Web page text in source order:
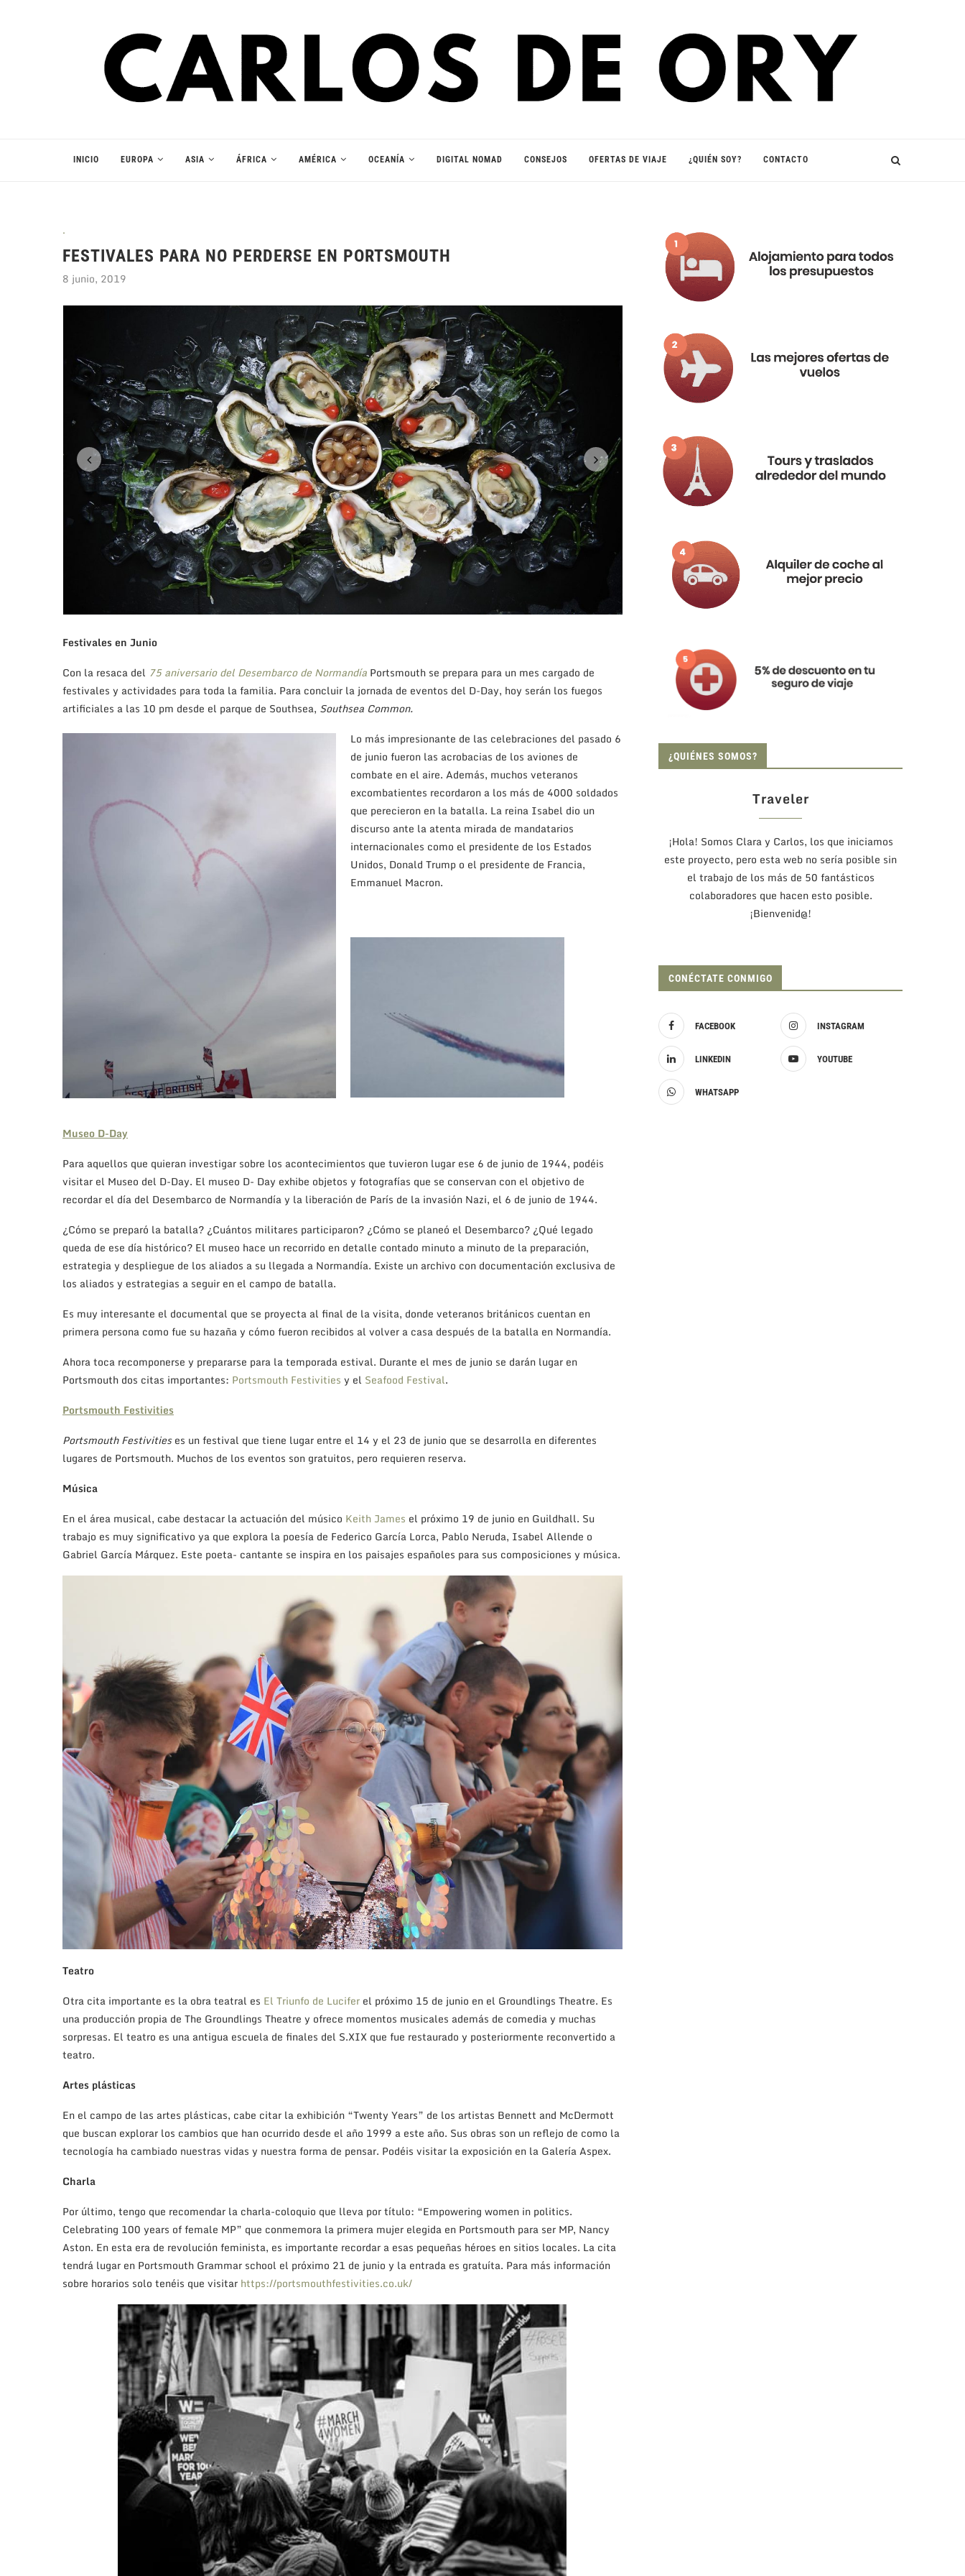
INICIO EUROPA ASIA ÁFRICA AMÉRICA OCEANÍA DIGITAL NOMAD CONSEJOS OFERTAS DE VIAJE ¿QUIÉN SOY? CONTACTO
.
FESTIVALES PARA NO PERDERSE EN PORTSMOUTH
8 junio, 2019
Con la resaca del
75 aniversario del Desembarco de NormandíaPortsmouth se prepara para un mes cargado de
festivales y actividades para toda la familia. Para concluir la jornada de eventos del D-Day, hoy serán los fuegos
artificiales a las 10 pm desde el parque de Southsea,Southsea Common.
Lo más impresionante de las celebraciones del pasado 6
de junio fueron las acrobacias de los aviones de
combate en el aire. Además, muchos veteranos
excombatientes recordaron a los más de 4000 soldados
que perecieron en la batalla. La reina Isabel dio un
discurso ante la atenta mirada de mandatarios
internacionales como el presidente de los Estados
Unidos, Donald Trump o el presidente de Francia,
Emmanuel Macron.
Para aquellos que quieran investigar sobre los acontecimientos que tuvieron lugar ese 6 de junio de 1944, podéis
visitar el Museo del D-Day. El museo D- Day exhibe objetos y fotografías que se conservan con el objetivo de
recordar el día del Desembarco de Normandía y la liberación de París de la invasión Nazi, el 6 de junio de 1944.
queda de ese día histórico? El museo hace un recorrido en detalle contado minuto a minuto de la preparación,
los aliados y estrategias a seguir en el campo de batalla.
Es muy interesante el documental que se proyecta al final de la visita, donde veteranos británicos cuentan en
primera persona como fue su hazaña y cómo fueron recibidos al volver a casa después de la batalla en Normandía.
Ahora toca recomponerse y prepararse para la temporada estival. Durante el mes de junio se darán lugar en
Portsmouth dos citas importantes:Portsmouth Festivities
Portsmouth Festivities
Portsmouth Festivities
Música
En el área musical, cabe destacar la actuación del músico
el próximo 19 de junio en Guildhall. Su
trabajo es muy significativo ya que explora la poesía de Federico García Lorca, Pablo Neruda, Isabel Allende o
Gabriel García Márquez. Este poeta- cantante se inspira en los paisajes españoles para sus composiciones y música.
Otra cita importante es la obra teatral esEl Triunfo de Luciferel próximo 15 de junio en el Groundlings Theatre. Es
una producción propia de The Groundlings Theatre y ofrece momentos musicales además de comedia y muchas
sorpresas. El teatro es una antigua escuela de finales del S.XIX que fue restaurado y posteriormente reconvertido a
teatro.
Artes plásticas
En el campo de las artes plásticas, cabe citar la exhibición “Twenty Years” de los artistas Bennett and McDermott
que buscan explorar los cambios que han ocurrido desde el año 1999 a este año. Sus obras son un reflejo de como la
tecnología ha cambiado nuestras vidas y nuestra forma de pensar. Podéis visitar la exposición en la Galería Aspex.
Por último, tengo que recomendar la charla-coloquio que lleva por título: “Empowering women in politics.
Celebrating 100 years of female MP” que conmemora la primera mujer elegida en Portsmouth para ser MP, Nancy
Aston. En esta era de revolución feminista, es importante recordar a esas pequeñas héroes en sitios locales. La cita
sobre horarios solo tenéis que visitar
Seafood Festival
Este maravilloso festival de sabores se celebra entre el 28 y el 30 de junio en la esplanada de Gunwharf Quays.
Habrá degustaciones de productos del mar locales y de Cornwall, como las famosas ostras que sirven con
champagne. El festival también contará con un stand para cocinar tu propio pescado y tus propios calamares.
La producción de ostras en la zona de Cornwall es muy importante, son las denominadas Cornish Native Oysters, y
se localizan en los estuarios del río Fal, en Falmouth, Cornwall. Se recogen de manera tradicional desde principios
de octubre hasta finales de mayo y la tradición dice que no se deben utilizar aparatos técnicos o mecánicos para su
¿QUIÉNES SOMOS?
Traveler
¡Hola! Somos Clara y Carlos, los que iniciamos
este proyecto, pero esta web no sería posible sin
el trabajo de los más de 50 fantásticos
colaboradores que hacen esto posible.
¡Bienvenid@!
CONÉCTATE CONMIGO
FACEBOOK INSTAGRAM
LINKEDIN YOUTUBE
WHATSAPP